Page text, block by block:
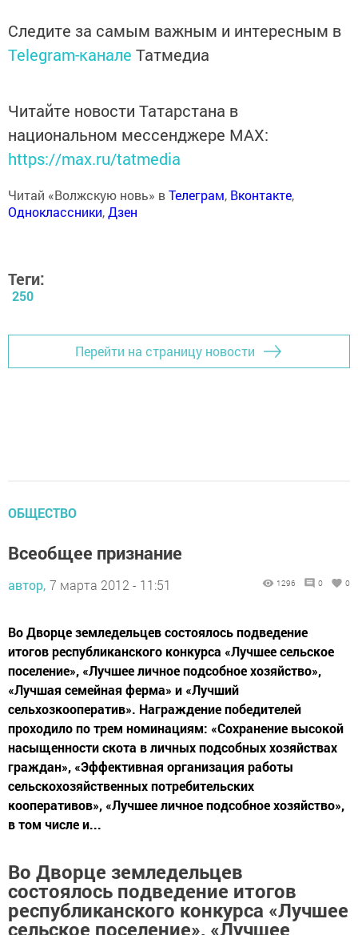
Следите за самым важным и интересным в
Telegram-канале Татмедиа
Читайте новости Татарстана в
национальном мессенджере MАХ:
https://max.ru/tatmedia
Читай «Волжскую новь» вТелеграм, Вконтакте,
Одноклассники,Дзен
Теги:
250
Перейти на страницу новости
ОБЩЕСТВО
Всеобщее признание
автор, 7 марта 2012 - 11:51 1296 0 0
Во Дворце земледельцев состоялось подведение
итогов республиканского конкурса «Лучшее сельское
поселение», «Лучшее личное подсобное хозяйство»,
«Лучшая семейная ферма» и «Лучший
сельхозкооператив». Награждение победителей
проходило по трем номинациям: «Сохранение высокой
насыщенности скота в личных подсобных хозяйствах
граждан», «Эффективная организация работы
сельскохозяйственных потребительских
кооперативов», «Лучшее личное подсобное хозяйство»,
в том числе и...
Во Дворце земледельцев
состоялось подведение итогов
республиканского конкурса «Лучшее
сельское поселение», «Лучшее